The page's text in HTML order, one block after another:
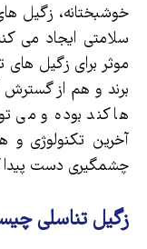
خوشبختانه، زگیل
سلامتی ایجاد می
موثر برای زگیل های
برند و هم از گسترش
ها کند بوده و می
آخرین تکنولوژی و
چشمگیری دست پیدا
زگیل تناسلی